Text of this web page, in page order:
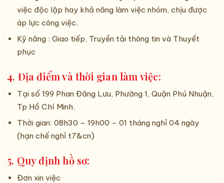
việc độc lập hay khả năng làm việc nhóm, chịu được
áp lực công việc.
Kỹ năng : Giao tiếp, Truyền tải thông tin và Thuyết
phục
4. Địa điểm và thời gian làm việc:
Tại số 199 Phan Đăng Lưu, Phường 1, Quận Phú Nhuận,
Tp Hồ Chí Minh.
Thời gian: 08h30 – 19h00 – 01 tháng nghỉ 04 ngày
(hạn chế nghỉ t7&cn)
5. Quy định hồ sơ:
Đơn xin việc